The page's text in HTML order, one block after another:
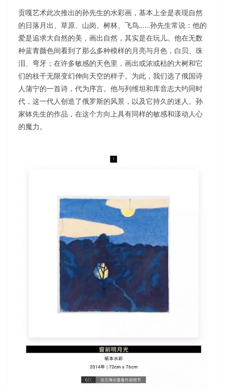
贡嘎艺术此次推出的孙先生的水彩画，基本上全是表现自然
的日落月出、草原、山岗、树林、飞鸟……孙先生常说：他的
爱是追求大自然的美，画出自然，其实是在玩儿。他在无数
种蓝青颜色间看到了那么多种模样的月亮与月色，白贝、珠
泪、弯牙；在许多敏感的天色里，画出或浓或枯的大树和它
们的枝干无限变幻伸向天空的样子。为此，我们选了俄国诗
人蒲宁的一首诗，代为序言。他与列维坦和库音志大约同时
代，这一代人创造了俄罗斯的风景，以及它持久的迷人。孙
家钵先生的作品，在这个方向上具有同样的敏感和漾动人心
的魔力。